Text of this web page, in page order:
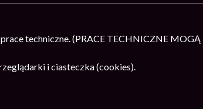
techniczne. (PRACE TECHNICZNE
i ciasteczka (cookies).